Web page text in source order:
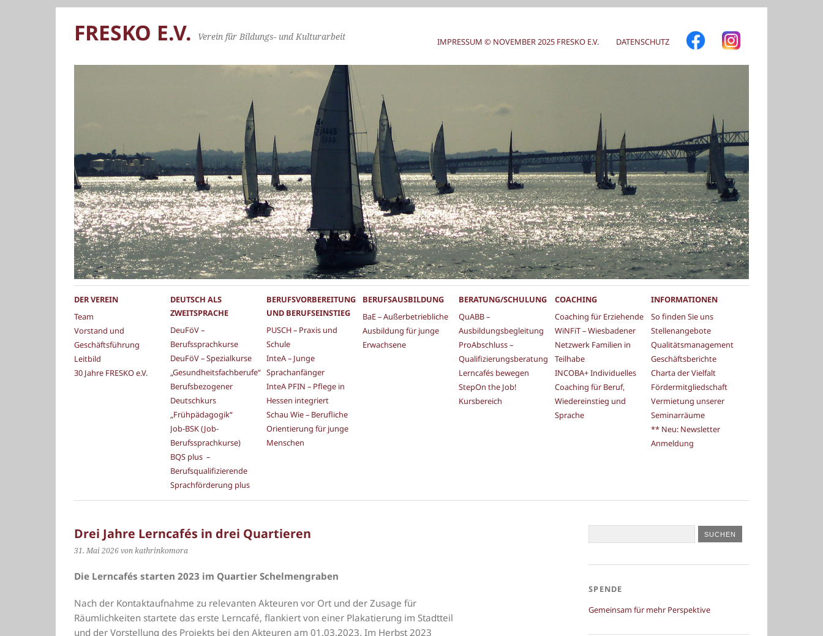
IMPRESSUM © NOVEMBER 2025 FRESKO E.V. DATENSCHUTZ
FRESKO E.V. Verein für Bildungs- und Kulturarbeit
DER VEREIN
Team
Vorstand und
Geschäftsführung
Leitbild
30 Jahre FRESKO e.V.
DEUTSCH ALS
ZWEITSPRACHE
DeuFöV –
Berufssprachkurse
DeuFöV – Spezialkurse
„Gesundheitsfachberufe“
Berufsbezogener
Deutschkurs
„Frühpädagogik“
Job-BSK (Job-
Berufssprachkurse)
BQS plus –
Berufsqualifizierende
Sprachförderung plus
BERUFSVORBEREITUNG
UND BERUFSEINSTIEG
PUSCH – Praxis und
Schule
InteA – Junge
Sprachanfänger
InteA PFIN – Pflege in
Hessen integriert
Schau Wie – Berufliche
Orientierung für junge
Menschen
BERUFSAUSBILDUNG
BaE – Außerbetriebliche
Ausbildung für junge
Erwachsene
BERATUNG/SCHULUNG
QuABB –
Ausbildungsbegleitung
ProAbschluss –
Qualifizierungsberatung
Lerncafés bewegen
StepOn the Job!
Kursbereich
COACHING
Coaching für Erziehende
WiNFiT – Wiesbadener
Netzwerk Familien in
Teilhabe
INCOBA+ Individuelles
Coaching für Beruf,
Wiedereinstieg und
Sprache
INFORMATIONEN
So finden Sie uns
Stellenangebote
Qualitätsmanagement
Geschäftsberichte
Charta der Vielfalt
Fördermitgliedschaft
Vermietung unserer
Seminarräume
** Neu: Newsletter
Anmeldung
Drei Jahre Lerncafés in drei Quartieren
31. Mai 2026von kathrinkomora
Die Lerncafés starten 2023 im Quartier Schelmengraben
Nach der Kontaktaufnahme zu relevanten Akteuren vor Ort und der Zusage für
Räumlichkeiten startete das erste Lerncafé, flankiert von einer Plakatierung im Stadtteil
und der Vorstellung des Projekts bei den Akteuren am 01.03.2023. Im Herbst 2023
SPENDE
Gemeinsam für mehr Perspektive